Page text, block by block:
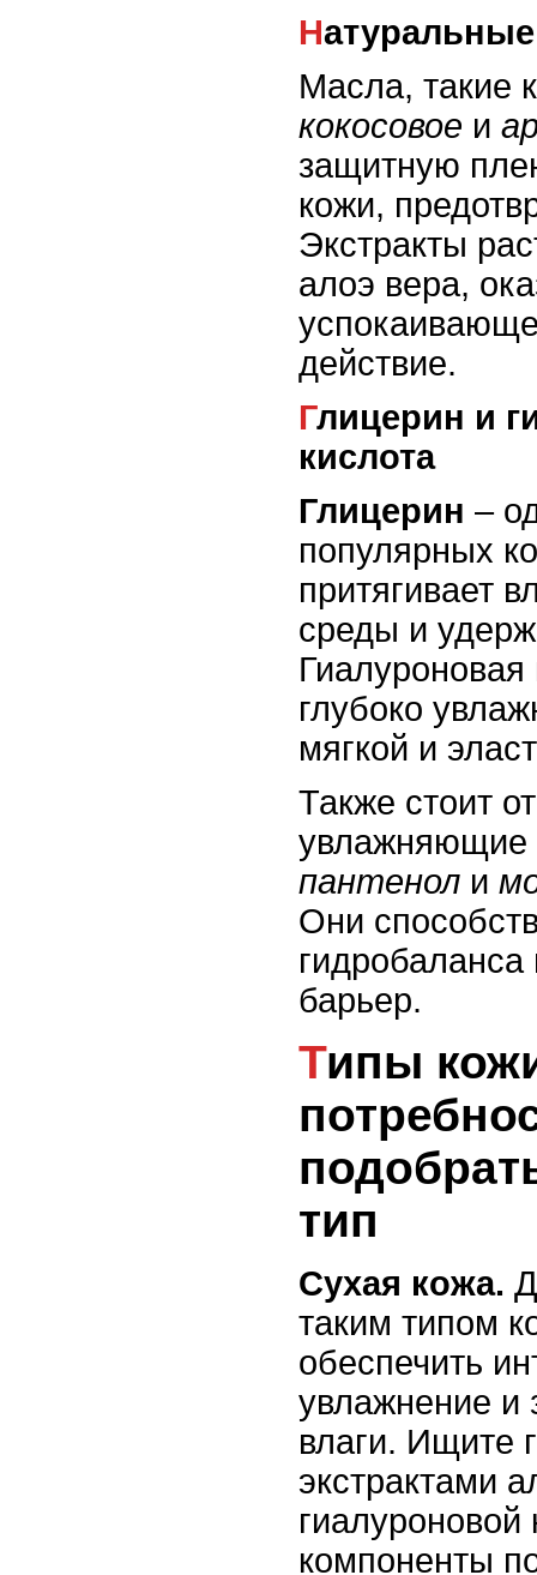
Масла, такие
кокосовое и
защитную
кожи,
Экстракты
алоэ вера,
действие.
Глицерин и гиалуроновая
кислота
Глицерин –
популярных
притягивает
среды и
Гиалуроновая
глубоко
мягкой и
Также стоит
увлажняющие
пантенол и
Они
барьер.
Типы кожи и их
тип
Сухая кожа.
таким типом
обеспечить
увлажнение и
влаги. Ищите
экстрактами
гиалуроновой
компоненты